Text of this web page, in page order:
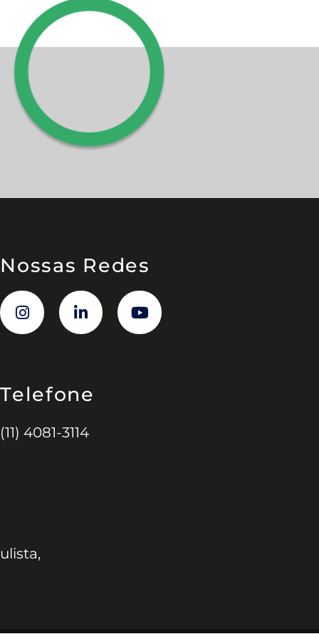
Nossas Redes
Telefone
(11) 4081-3114